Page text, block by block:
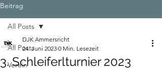
Beitrag
All Posts
Verein
All Posts
3. Schleiferlturnier 2023
DJK Ammersricht
24. Juni 2023 0 Min. Lesezeit